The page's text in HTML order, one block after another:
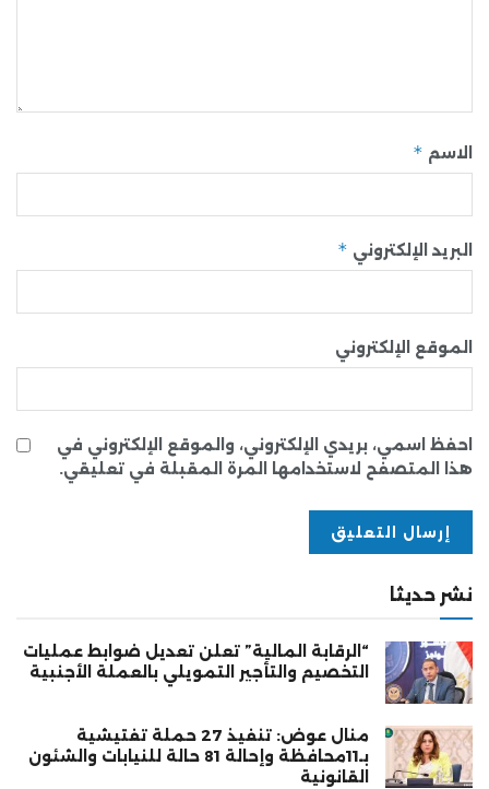
الاسم *
البريد الإلكتروني *
الموقع الإلكتروني
احفظ اسمي، بريدي الإلكتروني، والموقع الإلكتروني في
هذا المتصفح لاستخدامها المرة المقبلة في تعليقي.
نشر حديثا
“الرقابة المالية” تعلن تعديل ضوابط عمليات
التخصيم والتأجير التمويلي بالعملة الأجنبية
منال عوض: تنفيذ 27 حملة تفتيشية
بـ11محافظة وإحالة 81 حالة للنيابات والشئون
القانونية